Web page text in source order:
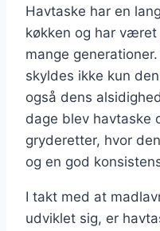
Havtaske har en
køkken og har
mange
skyldes ikke kun
også dens
dage blev havtaske
gryderetter, hvor
og en god
I takt med at
udviklet sig, er